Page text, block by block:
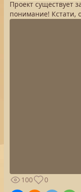
Проект существует
понимание! Кстати,
100
0